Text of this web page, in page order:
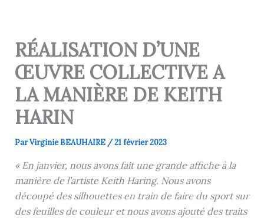
RÉALISATION D’UNE
ŒUVRE COLLECTIVE A
LA MANIÈRE DE KEITH
HARIN
ParVirginie BEAUHAIRE /21 février 2023
« En janvier, nous avons fait une grande affiche à la
manière de l’artiste Keith Haring. Nous avons
découpé des silhouettes en train de faire du sport sur
des feuilles de couleur et nous avons ajouté des traits